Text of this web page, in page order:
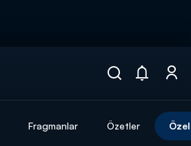
Fragmanlar Özetler